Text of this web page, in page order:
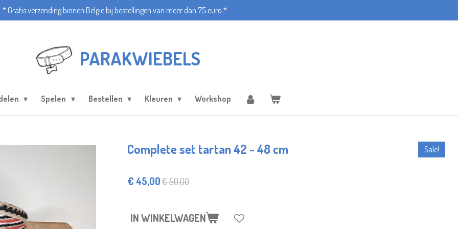
* Gratis verzending binnen België bij bestellingen van meer dan 75 euro *
PARAKWIEBELS
Spelen Bestellen Kleuren Workshop
Complete set tartan 42 - 48 cm Sale!
€ 45,00€ 50,00
IN WINKELWAGEN